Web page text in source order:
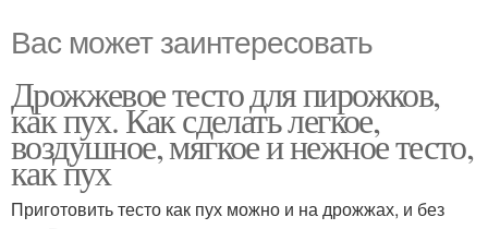
Вас может заинтересовать
Дрожжевое тесто для пирожков,
как пух. Как сделать легкое,
воздушное, мягкое и нежное тесто,
как пух
Приготовить тесто как пух можно и на дрожжах, и без